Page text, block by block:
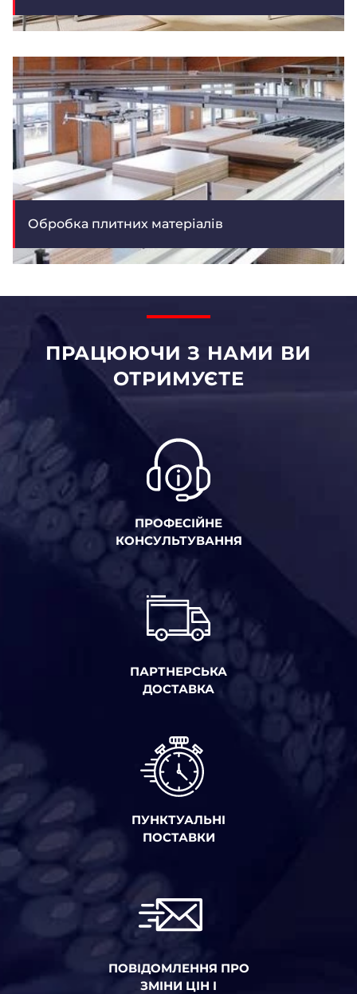
Обробка плитних матеріалів
ПРАЦЮЮЧИ З НАМИ ВИ
ОТРИМУЄТЕ
ПРОФЕСІЙНЕ
КОНСУЛЬТУВАННЯ
ПАРТНЕРСЬКА
ДОСТАВКА
ПУНКТУАЛЬНІ
ПОСТАВКИ
ПОВІДОМЛЕННЯ ПРО
ЗМІНИ ЦІН І